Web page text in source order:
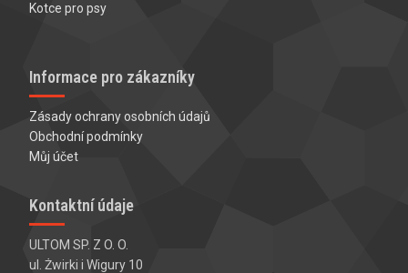
Kotce pro psy
Informace pro zákazníky
Zásady ochrany osobních údajů
Obchodní podmínky
Můj účet
Kontaktní údaje
ULTOM SP. Z O. O.
ul. Żwirki i Wigury 10